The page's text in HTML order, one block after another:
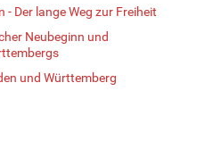
Der lange Weg zur Freiheit
Neubeginn und
und Württemberg